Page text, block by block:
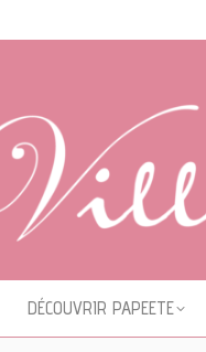
DÉCOUVRIR PAPEETE